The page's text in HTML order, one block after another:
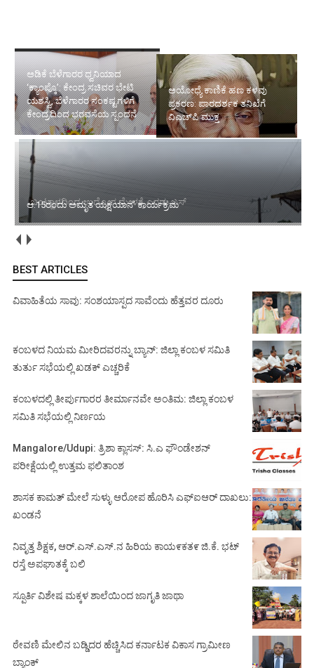
ಅಯೋಧ್ಯೆ ಕಾಣಿಕೆ ಹಣ ಕಳವು
ಪ್ರಕರಣ: ಪಾರದರ್ಶಕ ತನಿಖೆಗೆ
ವಿಎಚ್‌ಪಿ ಮುಕ್ತ
ಬಂಟ್ವಾಳದಿಂದ ಉದ್ಯೋಗ ಮೇಳಕ್ಕೆ
ಎರಡು ಬಸ್
ಆ.15ರಂದು ಅಮೃತ ಯಕ್ಷಯಾನ’ ಕಾರ್ಯಕ್ರಮ
BEST ARTICLES
ವಿವಾಹಿತೆಯ ಸಾವು: ಸಂಶಯಾಸ್ಪದ ಸಾವೆಂದು ಹೆತ್ತವರ ದೂರು
ಕಂಬಳದ ನಿಯಮ ಮೀರಿದವರನ್ನು ಬ್ಯಾನ್: ಜಿಲ್ಲಾ ಕಂಬಳ ಸಮಿತಿ
ತುರ್ತು ಸಭೆಯಲ್ಲಿ ಖಡಕ್ ಎಚ್ಚರಿಕೆ
ಕಂಬಳದಲ್ಲಿ ತೀರ್ಪುಗಾರರ ತೀರ್ಮಾನವೇ ಅಂತಿಮ: ಜಿಲ್ಲಾ ಕಂಬಳ
ಸಮಿತಿ ಸಭೆಯಲ್ಲಿ ನಿರ್ಣಯ
Mangalore/Udupi: ತ್ರಿಶಾ ಕ್ಲಾಸಸ್: ಸಿ.ಎ ಫೌಂಡೇಶನ್
ಪರೀಕ್ಷೆಯಲ್ಲಿ ಉತ್ತಮ ಫಲಿತಾಂಶ
ಶಾಸಕ ಕಾಮತ್ ಮೇಲೆ ಸುಳ್ಳು ಆರೋಪ ಹೊರಿಸಿ ಎಫ್‌ಐಆರ್ ದಾಖಲು:
ಖಂಡನೆ
ನಿವೃತ್ತ ಶಿಕ್ಷಕ, ಆರ್.ಎಸ್.ಎಸ್.ನ ಹಿರಿಯ ಕಾಯ೯ಕತ೯ ಜಿ.ಕೆ. ಭಟ್
ರಸ್ತೆ ಅಪಘಾತಕ್ಕೆ ಬಲಿ
ಸ್ಪೂರ್ತಿ ವಿಶೇಷ ಮಕ್ಕಳ ಶಾಲೆಯಿಂದ ಜಾಗೃತಿ ಜಾಥಾ
ಠೇವಣಿ ಮೇಲಿನ ಬಡ್ಡಿದರ ಹೆಚ್ಚಿಸಿದ ಕರ್ನಾಟಕ ವಿಕಾಸ ಗ್ರಾಮೀಣ
ಬ್ಯಾಂಕ್